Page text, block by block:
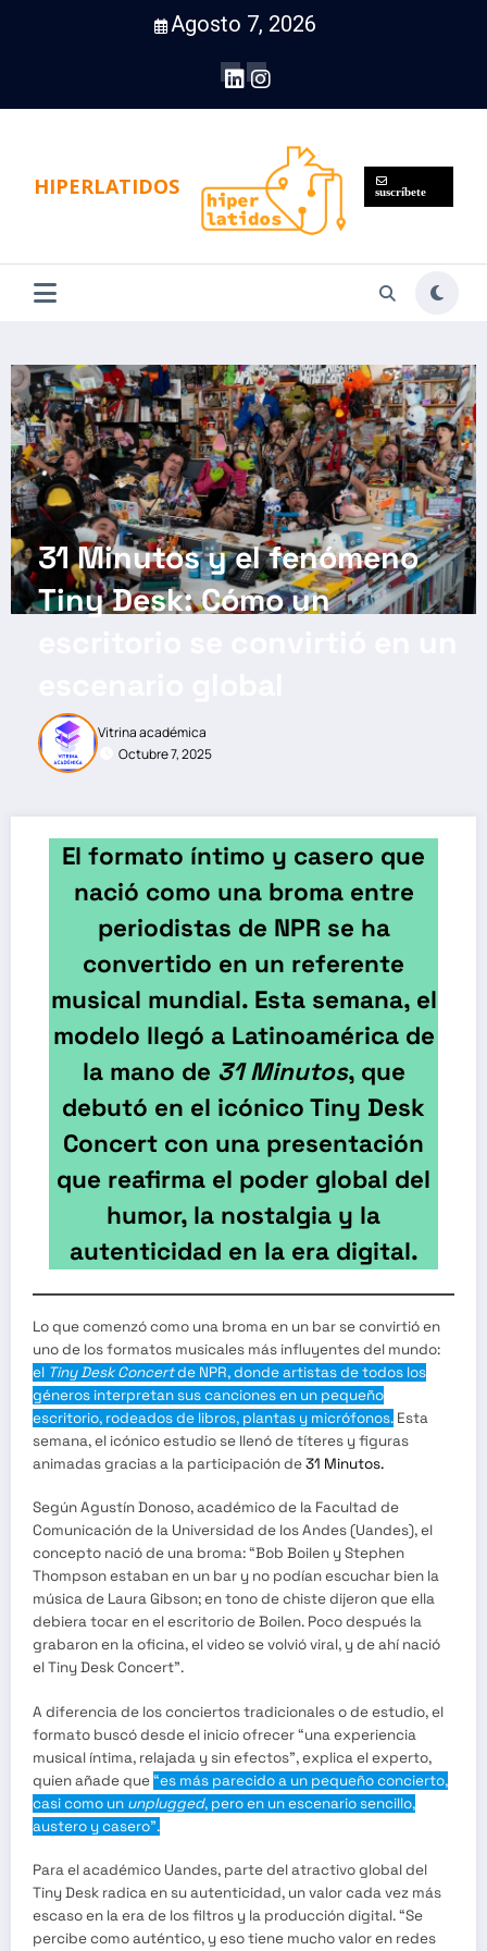
Agosto 7, 2026
HIPERLATIDOS suscríbete
31 Minutos y el fenómeno
Tiny Desk: Cómo un
Vitrina académica
Octubre 7, 2025
El formato íntimo y casero que
nació como una broma entre
periodistas de NPR se ha
convertido en un referente
musical mundial. Esta semana, el
modelo llegó a Latinoamérica de
la mano de 31 Minutos, que
debutó en el icónico Tiny Desk
Concert con una presentación
que reafirma el poder global del
humor, la nostalgia y la
autenticidad en la era digital.
Lo que comenzó como una broma en un bar se convirtió en
uno de los formatos musicales más influyentes del mundo:
el Tiny Desk Concertde NPR, donde artistas de todos los
géneros interpretan sus canciones en un pequeño
escritorio, rodeados de libros, plantas y micrófonos. Esta
semana, el icónico estudio se llenó de títeres y figuras
animadas gracias a la participación de31 Minutos.
Según Agustín Donoso, académico de la Facultad de
Comunicación de la Universidad de los Andes (Uandes), el
concepto nació de una broma: “Bob Boilen y Stephen
Thompson estaban en un bar y no podían escuchar bien la
música de Laura Gibson; en tono de chiste dijeron que ella
debiera tocar en el escritorio de Boilen. Poco después la
grabaron en la oficina, el video se volvió viral, y de ahí nació
el Tiny Desk Concert”.
A diferencia de los conciertos tradicionales o de estudio, el
formato buscó desde el inicio ofrecer “una experiencia
musical íntima, relajada y sin efectos”, explica el experto,
quien añade que“es más parecido a un pequeño concierto,
casi como un unplugged, pero en un escenario sencillo,
austero y casero”.
Para el académico Uandes, parte del atractivo global del
Tiny Desk radica en su autenticidad, un valor cada vez más
escaso en la era de los filtros y la producción digital. “Se
percibe como auténtico, y eso tiene mucho valor en redes